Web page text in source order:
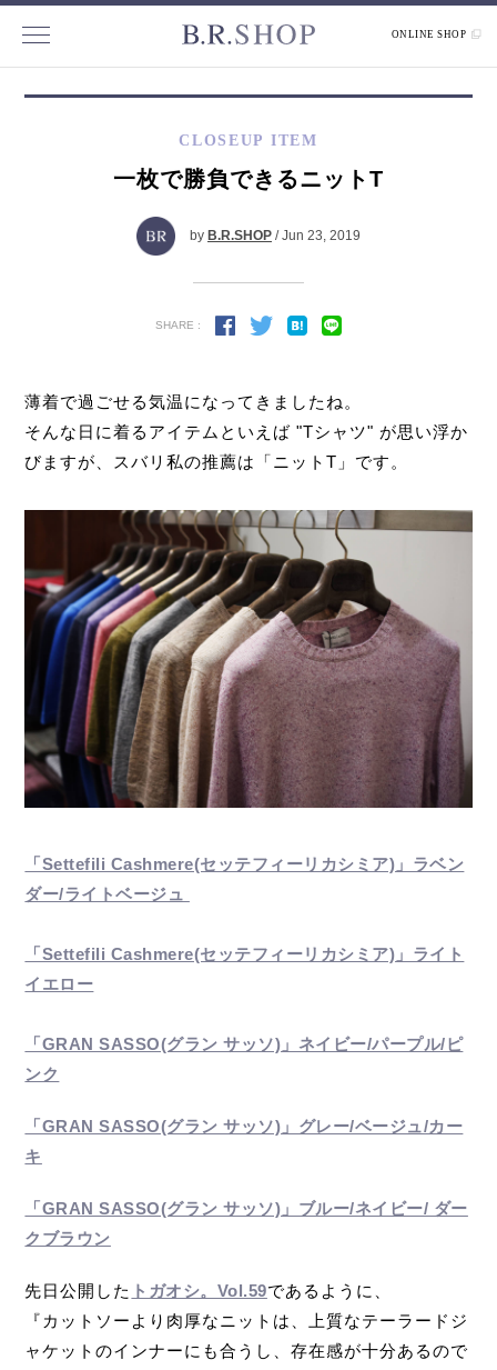
ONLINE SHOP
CLOSEUP ITEM
一枚で勝負できるニットT
by B.R.SHOP / Jun 23, 2019
SHARE :
薄着で過ごせる気温になってきましたね。
そんな日に着るアイテムといえば "Tシャツ" が思い浮か
びますが、スバリ私の推薦は「ニットT」です。
「Settefili Cashmere(セッテフィーリカシミア)」ラベン
ダー/ライトベージュ
「Settefili Cashmere(セッテフィーリカシミア)」ライト
イエロー
「GRAN SASSO(グラン サッソ)」ネイビー/パープル/ピ
ンク
「GRAN SASSO(グラン サッソ)」グレー/ベージュ/カー
キ
「GRAN SASSO(グラン サッソ)」ブルー/ネイビー/ ダー
クブラウン
先日公開した トガオシ。Vol.59であるように、
『カットソーより肉厚なニットは、上質なテーラードジ
ャケットのインナーにも合うし、存在感が十分あるので